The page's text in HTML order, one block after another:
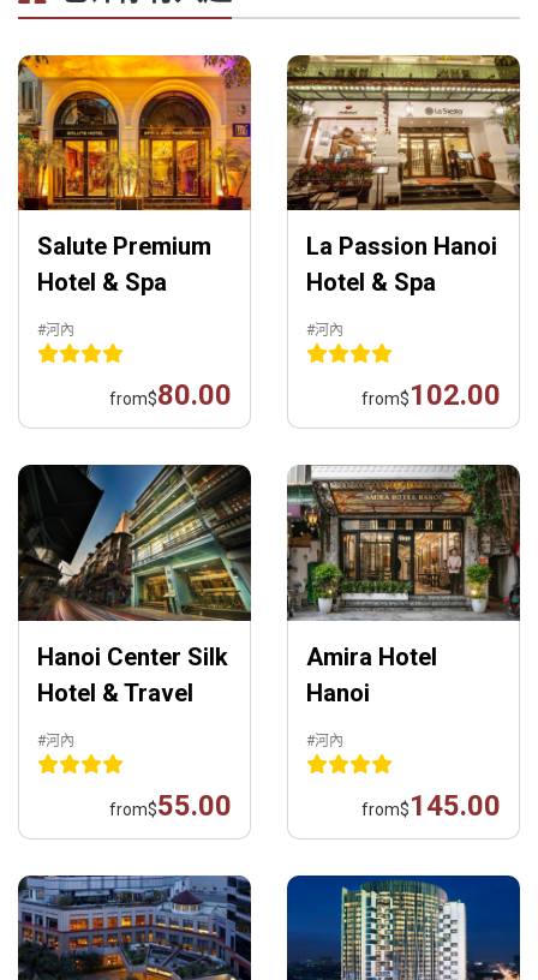
Salute Premium
Hotel & Spa
#河內
from$80.00
La Passion Hanoi
Hotel & Spa
#河內
from$102.00
Hanoi Center Silk
Hotel & Travel
#河內
from$55.00
Amira Hotel
Hanoi
#河內
from$145.00